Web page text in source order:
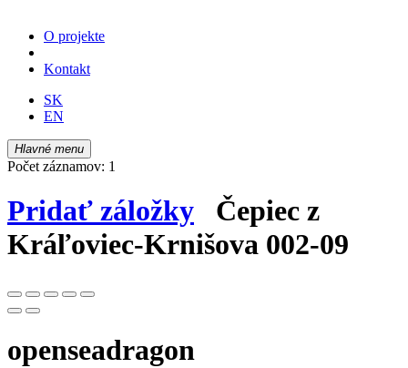
O projekte
Kontakt
SK
EN
Hlavné menu
Počet záznamov: 1
Pridať záložky Čepiec z
Kráľoviec-Krnišova 002-09
openseadragon